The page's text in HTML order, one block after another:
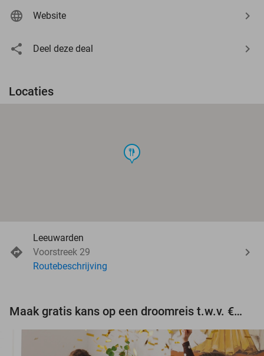
Website
Deel deze deal
Locaties
food
Leeuwarden
Voorstreek 29
Routebeschrijving
Maak gratis kans op een droomreis t.w.v. €3.000!